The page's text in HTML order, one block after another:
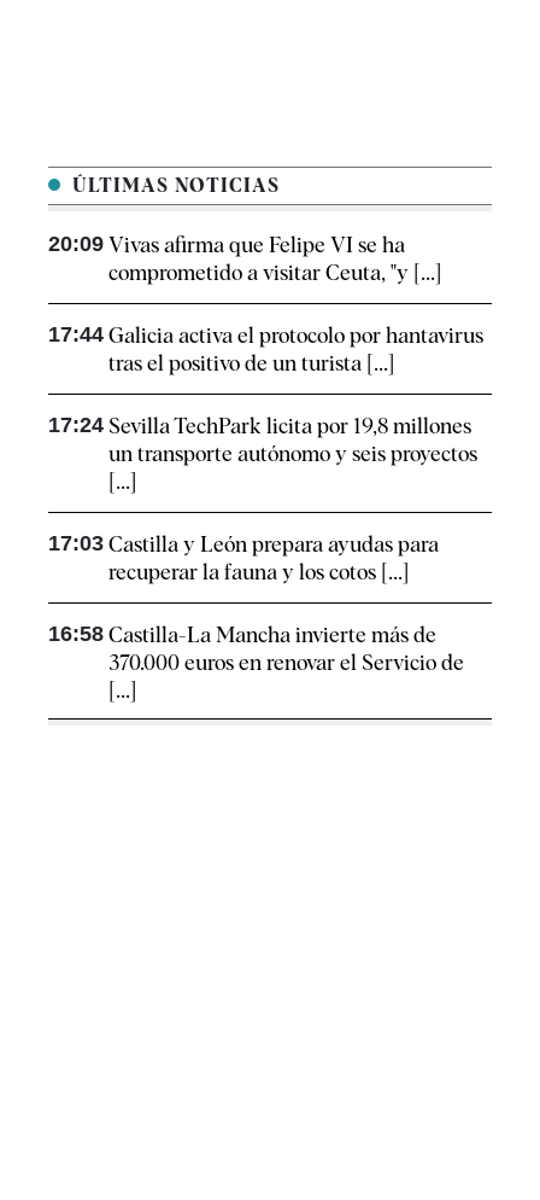
ÚLTIMAS NOTICIAS
20:09 Vivas afirma que Felipe VI se ha
comprometido a visitar Ceuta, "y [...]
17:44 Galicia activa el protocolo por hantavirus
tras el positivo de un turista [...]
17:24 Sevilla TechPark licita por 19,8 millones
un transporte autónomo y seis proyectos
[...]
17:03 Castilla y León prepara ayudas para
recuperar la fauna y los cotos [...]
16:58 Castilla-La Mancha invierte más de
370.000 euros en renovar el Servicio de
[...]